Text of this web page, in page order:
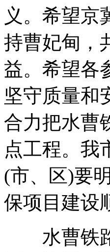
义。希望京
持曹妃甸，
益。希望各
坚守质量和
合力把水曹
点工程。我
(市、区)要
保项目建设
水曹铁路